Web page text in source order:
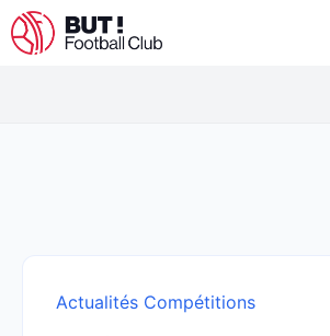
Aller
au
Actualités Compétitions